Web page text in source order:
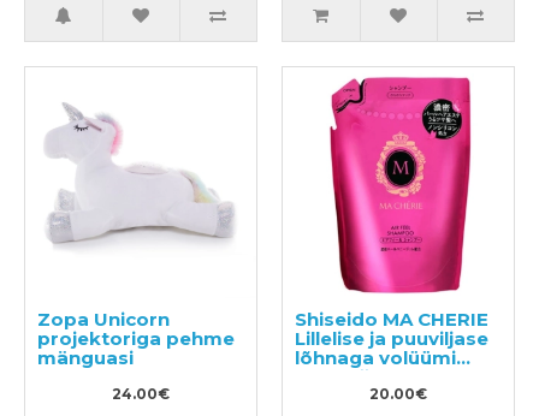
Zopa Unicorn
projektoriga pehme
mänguasi
24.00€
Shiseido MA CHERIE
Lillelise ja puuviljase
lõhnaga volüümi
andev šampoon,
täide 380ml
20.00€